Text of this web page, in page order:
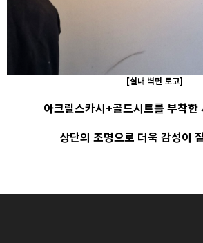
[실내 벽면 로고]
아크릴스카시+골드시트를 부착한
상단의 조명으로 더욱 감성이